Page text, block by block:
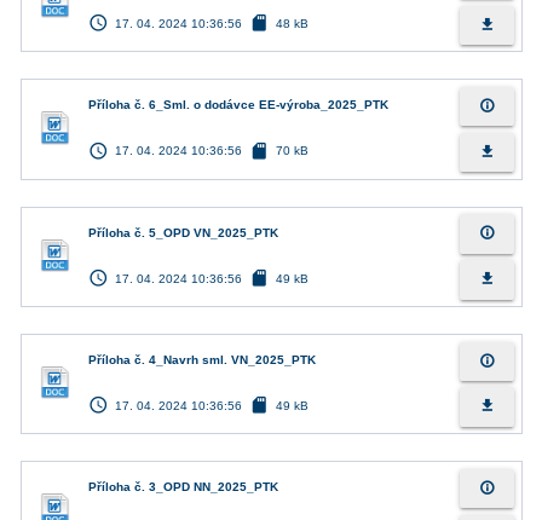
access_time 17. 04. 2024 10:36:56 sd_card 48 kB file_download
Příloha č. 6_Sml. o dodávce EE-výroba_2025_PTK
access_time 17. 04. 2024 10:36:56 sd_card 70 kB
info_outline
file_download
Příloha č. 5_OPD VN_2025_PTK
access_time 17. 04. 2024 10:36:56 sd_card 49 kB
info_outline
file_download
Příloha č. 4_Navrh sml. VN_2025_PTK
access_time 17. 04. 2024 10:36:56 sd_card 49 kB
info_outline
file_download
Příloha č. 3_OPD NN_2025_PTK info_outline